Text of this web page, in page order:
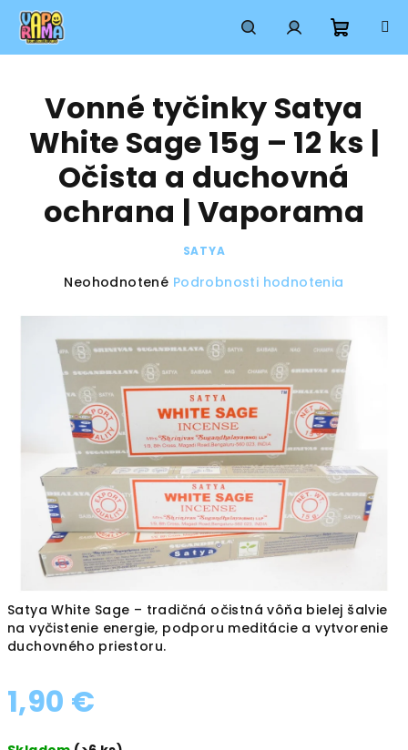
Prejsť
obsah
HľadaťPrihlásenie
košík
Satya White Sage – tradičná očistná vôňa bielej šalvie
na vyčistenie energie, podporu meditácie a vytvorenie
duchovného priestoru.
1,90 €
Vonné tyčinky Satya
White Sage 15g – 12 ks |
Očista a duchovná
ochrana | Vaporama
SATYA
Priemerné
produktu
je
0,0
z
5
hviezdičiek.
Neohodnotené Podrobnosti hodnotenia